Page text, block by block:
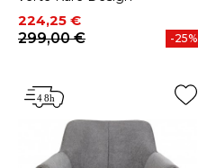
Prix
224,25 €
Prix de base
299,00 €
-25%